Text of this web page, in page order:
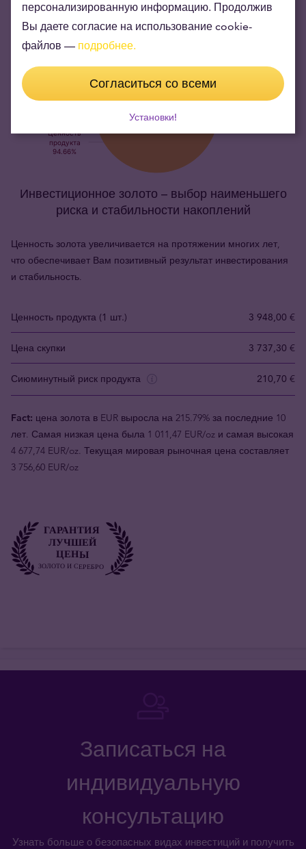
Инвестиционное золото – выбор наименьшего
риска и стабильности накоплений
Ценность золота увеличивается на протяжении многих лет,
что обеспечивает Вам позитивный результат инвестирования
и стабильность.
Ценность продукта (1 шт.) 3 948,00 €
Цена скупки 3 737,30 €
Сиюминутный риск продукта 210,70 €
Fact: цена золота в EUR выросла на 215.79% за последние 10
лет. Самая низкая цена была 1 011,47 EUR/oz и самая высокая
4 677,74 EUR/oz. Текущая мировая рыночная цена составляет
3 756,60 EUR/oz
Записаться на
индивидуальную
консультацию
Узнать больше о безопасных видах инвестиций и получить
персонализированную информацию. Продолжив
Вы даете согласие на использование cookie-
файлов — подробнее.
Согласиться со всеми
Установки!